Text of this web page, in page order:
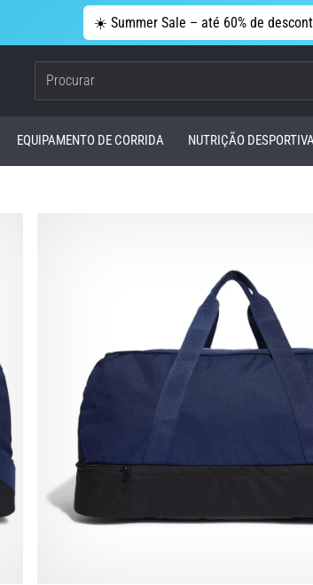
☀️ Summer Sale – até 60% de
EQUIPAMENTO DE CORRIDA NUTRIÇÃO